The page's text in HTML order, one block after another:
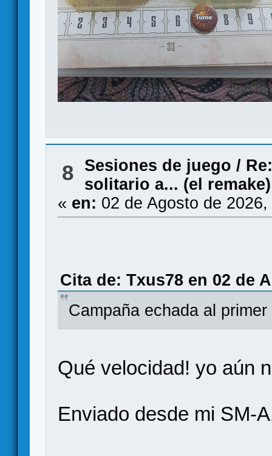
8 Sesiones de juego /
solitario a... (el remake)
« en: 02 de Agosto de
Cita de: Txus78 en 02 de
Campaña echada al
Qué velocidad! yo aún
Enviado desde mi SM-